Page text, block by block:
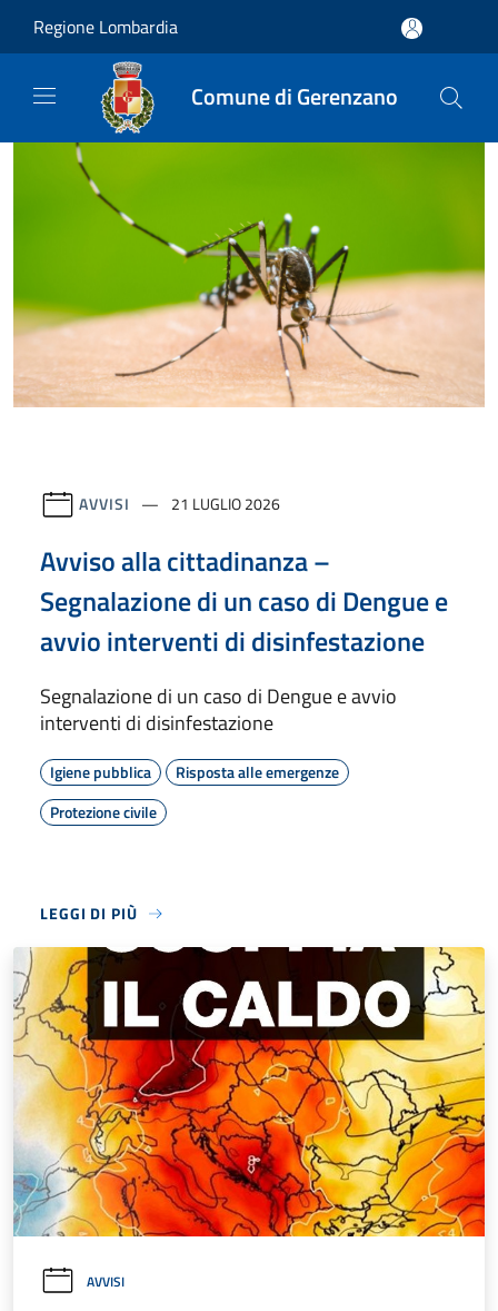
Regione Lombardia
Comune di Gerenzano
AVVISI 21 LUGLIO 2026
Avviso alla cittadinanza –
Segnalazione di un caso di Dengue e
avvio interventi di disinfestazione
Segnalazione di un caso di Dengue e avvio
interventi di disinfestazione
Igiene pubblica
Risposta alle emergenze
Protezione civile
LEGGI DI PIÙ
AVVISI